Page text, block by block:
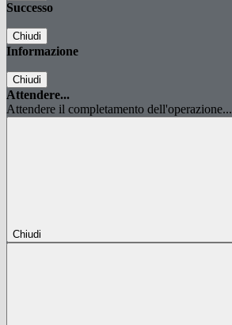
Successo
Chiudi
Informazione
Chiudi
Attendere...
Attendere il completamento dell'operazione...
Chiudi